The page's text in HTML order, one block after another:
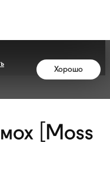
[Moss
Хорошо